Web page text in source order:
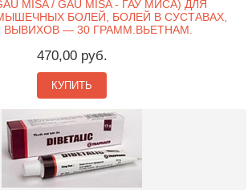
MISA / GAU MISA - ГАУ МИСА) ДЛЯ
БОЛЕЙ, БОЛЕЙ В СУСТАВАХ,
ВЫВИХОВ — 30 ГРАММ.ВЬЕТНАМ.
470,00 руб.
КУПИТЬ